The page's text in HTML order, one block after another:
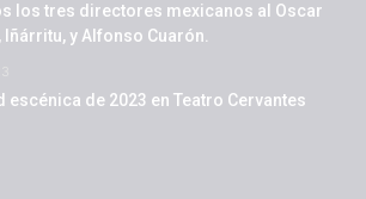
los tres directores mexicanos al Oscar
Iñárritu, y Alfonso Cuarón.
escénica de 2023 en Teatro Cervantes